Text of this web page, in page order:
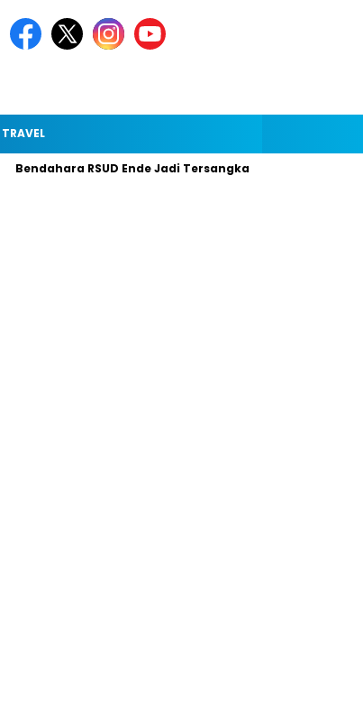
TRAVEL
RSUD Ende Jadi Tersangka Dugaan Korupsi Rp1,9